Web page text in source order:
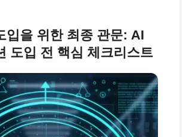
입을 위한 최종 관문: AI
도입 전 핵심 체크리스트